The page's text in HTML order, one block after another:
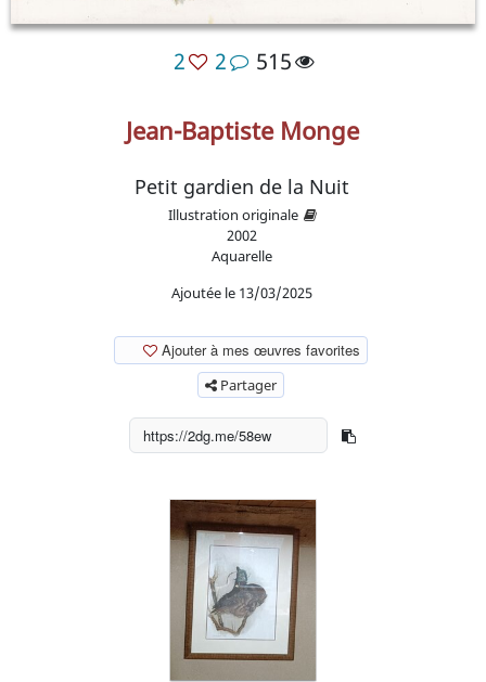
2 2 515
Jean-Baptiste Monge
Petit gardien de la Nuit
Illustration originale
2002
Aquarelle
Ajoutée le 13/03/2025
Ajouter à mes œuvres favorites
Partager